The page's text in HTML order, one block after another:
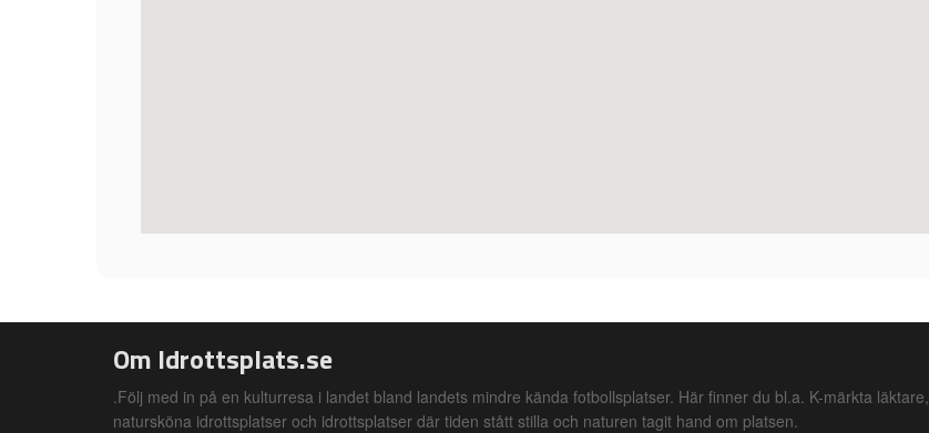
Om Idrottsplats.se
.Följ med in på en kulturresa i landet bland landets mindre kända fotbollsplatser. Här finner du bl.a. K-märkta läktare,
natursköna idrottsplatser och idrottsplatser där tiden stått stilla och naturen tagit hand om platsen.